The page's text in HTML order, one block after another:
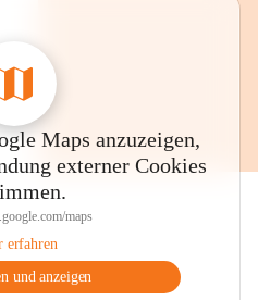
Maps anzuzeigen,
externer Cookies
maps
erfahren
und anzeigen